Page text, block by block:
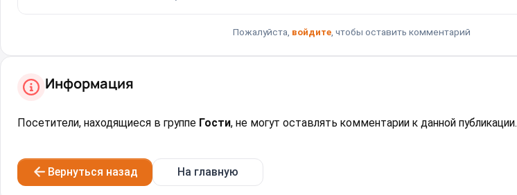
Пожалуйста, войдите, чтобы оставить комментарий
Информация
Посетители, находящиеся в группе Гости, не могут оставлять комментарии к данной публикации.
Вернуться назад На главную